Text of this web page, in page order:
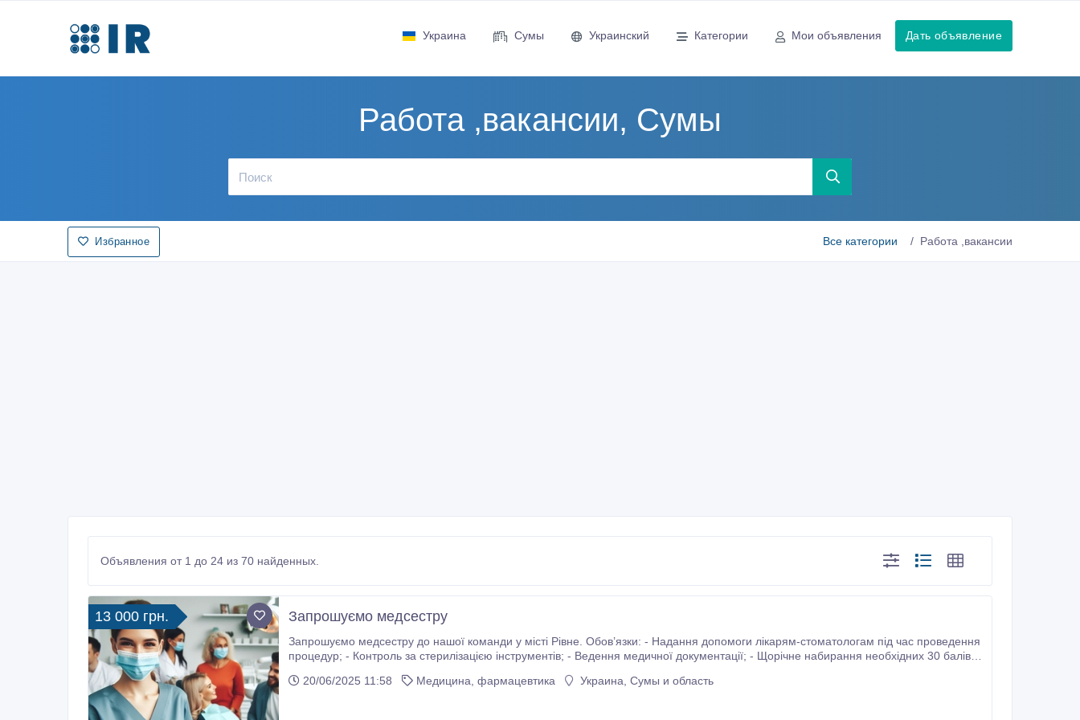
Украина Сумы Украинский Категории Мои объявления Дать объявление
Работа ,вакансии, Сумы
Избранное Все категории Работа ,вакансии
Объявления от 1 до 24 из 70 найденных.
13 000 грн. Запрошуємо медсестру
Запрошуємо медсестру до нашої команди у місті Рівне. Обов’язки: - Надання допомоги лікарям-стоматологам під час проведення
процедур; - Контроль за стерилізацією інструментів; - Ведення медичної документації; - Щорічне набирання необхідних 30 балів
медична освіта; - Вміння надавати першу допомогу при невідкладних станах.
20/06/2025 11:58 Медицина, фармацевтика Украина, Сумы и область